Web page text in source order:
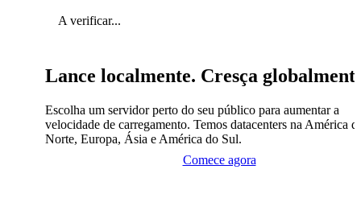
A verificar...
Lance localmente. Cresça
Escolha um servidor perto do seu público para aumentar a
velocidade de carregamento. Temos datacenters na América
Norte, Europa, Ásia e América do Sul.
Comece agora